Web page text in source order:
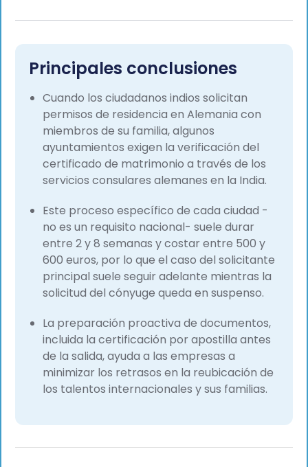
apoyo en más de 1 500 traslados a Alemania y
empleadores sobre los trámites de la Agencia
Oficina de Extranjería (Ausländerbehörde), las
reformas de la Tarjeta Azul de la UE y el marco
normativo alemán en constante evolución en
materia de trabajadores cualificados.
Principales conclusiones
Cuando los ciudadanos indios solicitan
permisos de residencia en Alemania con
miembros de su familia, algunos
ayuntamientos exigen la verificación del
certificado de matrimonio a través de los
servicios consulares alemanes en la India.
Este proceso específico de cada ciudad -
no es un requisito nacional- suele durar
entre 2 y 8 semanas y costar entre 500 y
600 euros, por lo que el caso del solicitante
principal suele seguir adelante mientras la
solicitud del cónyuge queda en suspenso.
La preparación proactiva de documentos,
incluida la certificación por apostilla antes
de la salida, ayuda a las empresas a
minimizar los retrasos en la reubicación de
los talentos internacionales y sus familias.